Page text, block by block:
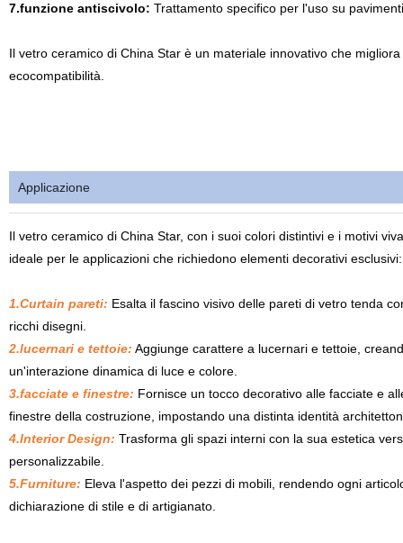
7.funzione antiscivolo: Trattamento specifico per l'uso su
Il vetro ceramico di China Star è un materiale innovativo che
ecocompatibilità.
Applicazione
Il vetro ceramico di China Star, con i suoi colori distintivi e i motivi
ideale per le applicazioni che richiedono elementi decorativi esclusivi:
1.Curtain pareti: Esalta il fascino visivo delle pareti di vetro tenda
ricchi disegni.
2.lucernari e tettoie: Aggiunge carattere a lucernari e tettoie,
un'interazione dinamica di luce e colore.
3.facciate e finestre: Fornisce un tocco decorativo alle facciate e
finestre della costruzione, impostando una distinta identità
4.Interior Design: Trasforma gli spazi interni con la sua estetica
personalizzabile.
5.Furniture: Eleva l'aspetto dei pezzi di mobili, rendendo ogni
dichiarazione di stile e di artigianato.